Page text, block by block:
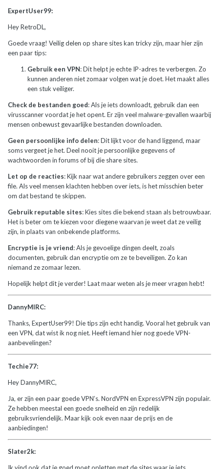
ExpertUser99:
Hey RetroDL,
Goede vraag! Veilig delen op share sites kan tricky zijn, maar hier zijn
een paar tips:
Gebruik een VPN: Dit helpt je echte IP-adres te verbergen. Zo
kunnen anderen niet zomaar volgen wat je doet. Het maakt alles
een stuk veiliger.
Check de bestanden goed: Als je iets downloadt, gebruik dan een
virusscanner voordat je het opent. Er zijn veel malware-gevallen waarbij
mensen onbewust gevaarlijke bestanden downloaden.
Geen persoonlijke info delen: Dit lijkt voor de hand liggend, maar
soms vergeet je het. Deel nooit je persoonlijke gegevens of
wachtwoorden in forums of bij die share sites.
Let op de reacties: Kijk naar wat andere gebruikers zeggen over een
file. Als veel mensen klachten hebben over iets, is het misschien beter
om dat bestand te skippen.
Gebruik reputable sites: Kies sites die bekend staan als betrouwbaar.
Het is beter om te kiezen voor diegene waarvan je weet dat ze veilig
zijn, in plaats van onbekende platforms.
Encryptie is je vriend: Als je gevoelige dingen deelt, zoals
documenten, gebruik dan encryptie om ze te beveiligen. Zo kan
niemand ze zomaar lezen.
Hopelijk helpt dit je verder! Laat maar weten als je meer vragen hebt!
DannyMIRC:
Thanks, ExpertUser99! Die tips zijn echt handig. Vooral het gebruik van
een VPN, dat wist ik nog niet. Heeft iemand hier nog goede VPN-
aanbevelingen?
Techie77:
Hey DannyMIRC,
Ja, er zijn een paar goede VPN’s. NordVPN en ExpressVPN zijn populair.
Ze hebben meestal een goede snelheid en zijn redelijk
gebruiksvriendelijk. Maar kijk ook even naar de prijs en de
aanbiedingen!
Slater2k: